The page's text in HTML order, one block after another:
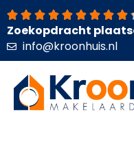
Ga
naar
de
inhoud
Zoekopdracht
info@kroonhuis.nl